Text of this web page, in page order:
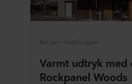
Boliger: etagebyggeri
Varmt udtryk med
Rockpanel Woods